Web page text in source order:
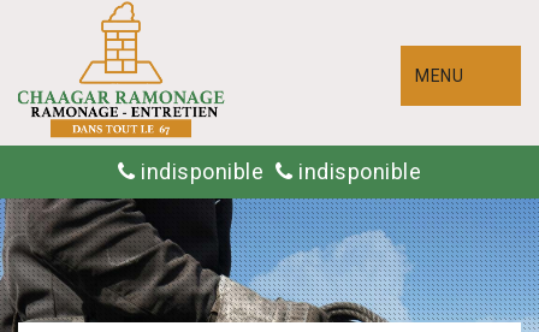
MENU
indisponible indisponible